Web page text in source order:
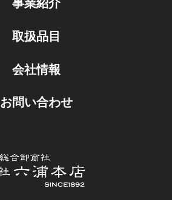
事業紹介
取扱品目
会社情報
お問い合わせ